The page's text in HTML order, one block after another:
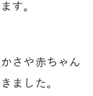
す。
さや赤ちゃん
ました。